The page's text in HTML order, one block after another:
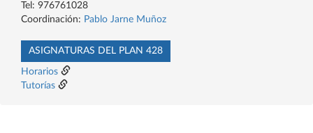
Tel: 976761028
Coordinación: Pablo Jarne Muñoz
ASIGNATURAS DEL PLAN 428
Horarios
Tutorías